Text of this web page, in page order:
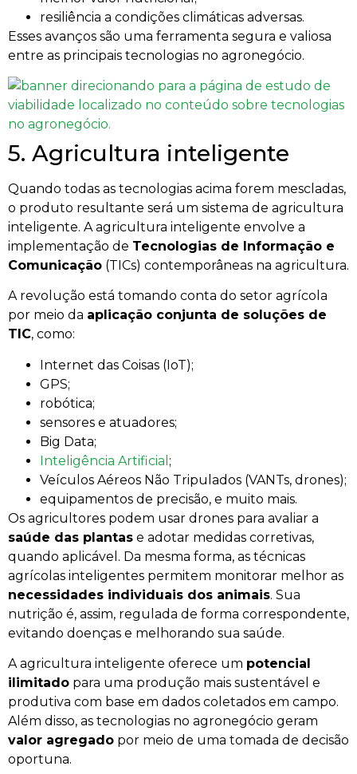
resiliência a condições climáticas adversas.
Esses avanços são uma ferramenta segura e valiosa
entre as principais tecnologias no agronegócio.
5. Agricultura inteligente
Quando todas as tecnologias acima forem mescladas,
o produto resultante será um sistema de agricultura
inteligente. A agricultura inteligente envolve a
implementação de Tecnologias de Informação e
Comunicação (TICs) contemporâneas na agricultura.
A revolução está tomando conta do setor agrícola
por meio da aplicação conjunta de soluções de
TIC, como:
Internet das Coisas (IoT);
GPS;
robótica;
sensores e atuadores;
Big Data;
Inteligência Artificial ;
Veículos Aéreos Não Tripulados (VANTs, drones);
equipamentos de precisão, e muito mais.
Os agricultores podem usar drones para avaliar a
saúde das plantas e adotar medidas corretivas,
quando aplicável. Da mesma forma, as técnicas
agrícolas inteligentes permitem monitorar melhor as
necessidades individuais dos animais. Sua
nutrição é, assim, regulada de forma correspondente,
evitando doenças e melhorando sua saúde.
A agricultura inteligente oferece um potencial
ilimitado para uma produção mais sustentável e
produtiva com base em dados coletados em campo.
Além disso, as tecnologias no agronegócio geram
valor agregado por meio de uma tomada de decisão
oportuna.